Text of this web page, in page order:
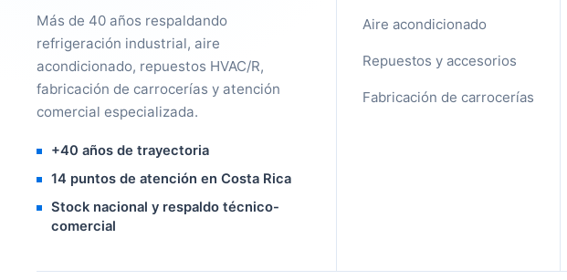
Más de 40 años respaldando
refrigeración industrial, aire
acondicionado, repuestos HVAC/R,
fabricación de carrocerías y atención
comercial especializada.
+40 años de trayectoria
14 puntos de atención en Costa Rica
Stock nacional y respaldo técnico-
comercial
Aire acondicionado
Repuestos y accesorios
Fabricación de carrocerías